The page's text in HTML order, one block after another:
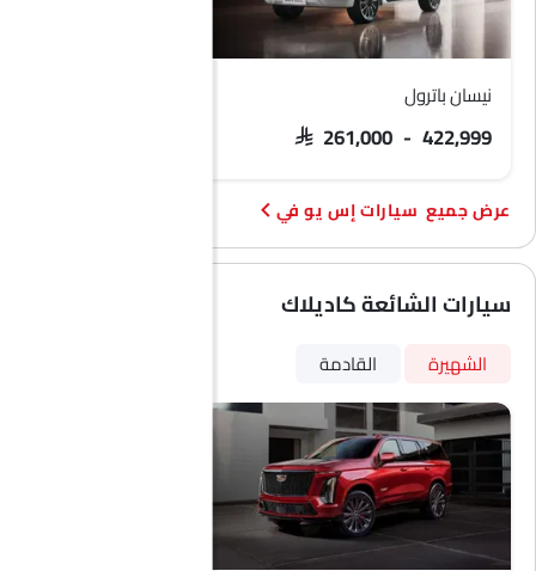
نيسان باترول
SAR 261,000 - 422,999
سيارات إس يو في
سيارات الشائعة كاديلاك
الشهيرة القادمة